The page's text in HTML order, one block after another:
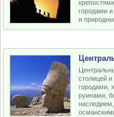
городами
и
столицей
городами,
руинами,